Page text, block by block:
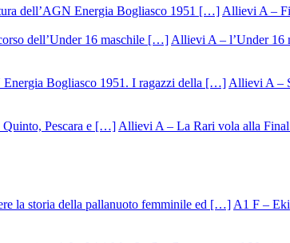
Allievi A –
Allievi A – l’Under 16
Allievi A –
Allievi A – La Rari vola alla
A1 F –